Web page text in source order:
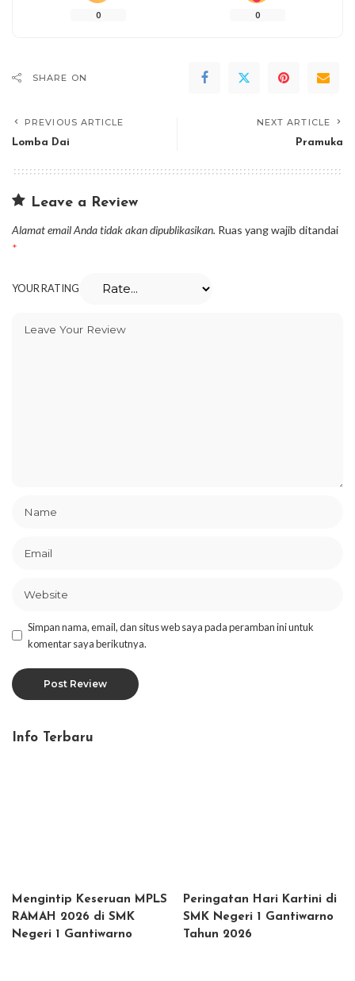
0 0
SHARE ON
PREVIOUS ARTICLE
Lomba Dai
NEXT ARTICLE
Pramuka
Leave a Review
Alamat email Anda tidak akan dipublikasikan. Ruas yang wajib ditandai
*
YOUR RATING
Simpan nama, email, dan situs web saya pada peramban ini untuk
komentar saya berikutnya.
Info Terbaru
Mengintip Keseruan MPLS
RAMAH 2026 di SMK
Negeri 1 Gantiwarno
Peringatan Hari Kartini di
SMK Negeri 1 Gantiwarno
Tahun 2026